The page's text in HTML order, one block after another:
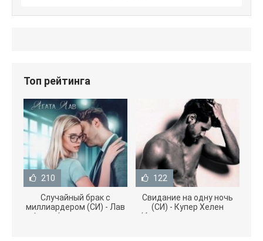
Топ рейтинга
210
Случайный брак с
миллиардером (СИ) - Лав
Агата (полная версия
122
Свидание на одну ночь
(СИ) - Купер Хелен
(бесплатные серии книг